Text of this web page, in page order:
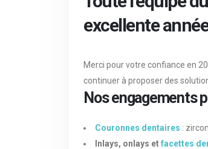
excellente
Merci pour votre confiance en
continuer à proposer des
Nos engagements
Couronnes dentaires :
Inlays, onlays etfacettes